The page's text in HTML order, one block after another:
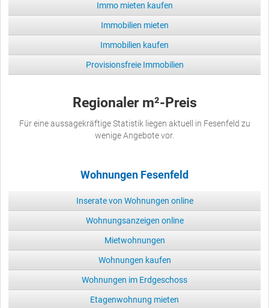
Immo mieten kaufen
Immobilien mieten
Immobilien kaufen
Provisionsfreie Immobilien
Regionaler m²-Preis
Für eine aussagekräftige Statistik liegen aktuell in Fesenfeld zu
wenige Angebote vor.
Wohnungen Fesenfeld
Inserate von Wohnungen online
Wohnungsanzeigen online
Mietwohnungen
Wohnungen kaufen
Wohnungen im Erdgeschoss
Etagenwohnung mieten